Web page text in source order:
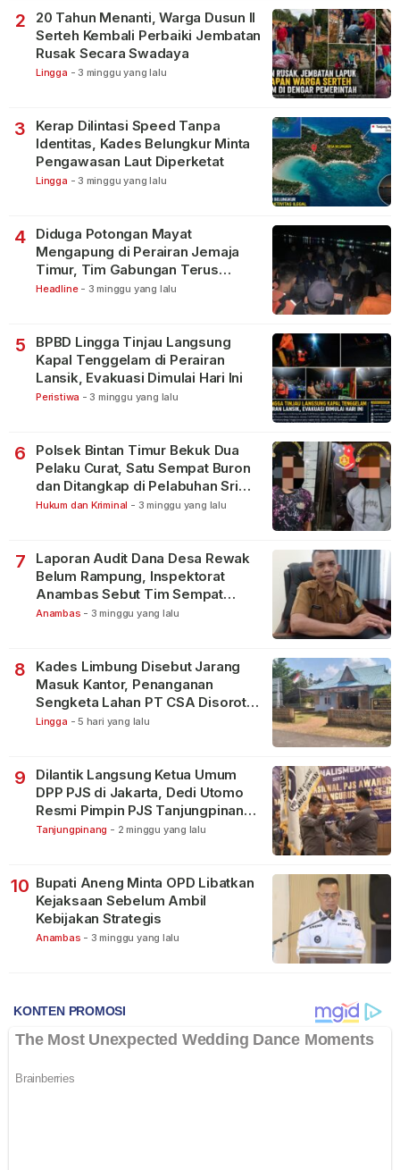
2
20 Tahun Menanti, Warga Dusun II
Serteh Kembali Perbaiki Jembatan
Rusak Secara Swadaya
Lingga - 3 minggu yang lalu
3
Kerap Dilintasi Speed Tanpa
Identitas, Kades Belungkur Minta
Pengawasan Laut Diperketat
Lingga - 3 minggu yang lalu
4
Diduga Potongan Mayat
Mengapung di Perairan Jemaja
Timur, Tim Gabungan Terus
Lakukan Pencarian
Headline - 3 minggu yang lalu
5
BPBD Lingga Tinjau Langsung
Kapal Tenggelam di Perairan
Lansik, Evakuasi Dimulai Hari Ini
Peristiwa - 3 minggu yang lalu
6
Polsek Bintan Timur Bekuk Dua
Pelaku Curat, Satu Sempat Buron
dan Ditangkap di Pelabuhan Sri
Bintan Pura
Hukum dan Kriminal - 3 minggu yang lalu
7
Laporan Audit Dana Desa Rewak
Belum Rampung, Inspektorat
Anambas Sebut Tim Sempat
Terbagi Tangani Kasus Lain
Anambas - 3 minggu yang lalu
8
Kades Limbung Disebut Jarang
Masuk Kantor, Penanganan
Sengketa Lahan PT CSA Disorot
Warga
Lingga - 5 hari yang lalu
9
Dilantik Langsung Ketua Umum
DPP PJS di Jakarta, Dedi Utomo
Resmi Pimpin PJS Tanjungpinang-
Bintan
Tanjungpinang - 2 minggu yang lalu
10 Bupati Aneng Minta OPD Libatkan
Kejaksaan Sebelum Ambil
Kebijakan Strategis
Anambas - 3 minggu yang lalu